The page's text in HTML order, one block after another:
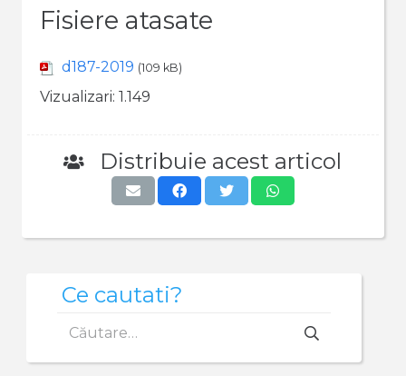
Fisiere atasate
d187-2019 (109 kB)
Vizualizari: 1.149
Distribuie acest articol
Ce cautati?
după: